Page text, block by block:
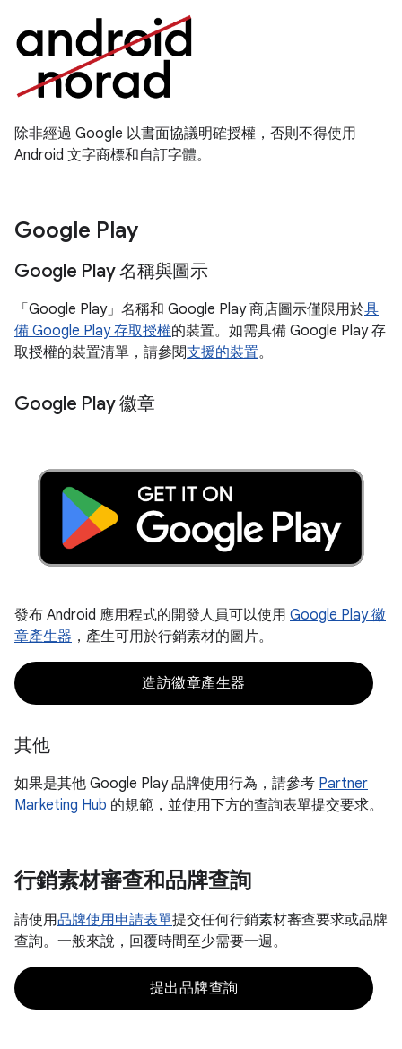
除非經過 Google 以書面協議明確授權，否則不得使用
Android 文字商標和自訂字體。
Google Play
Google Play 名稱與圖示
「Google Play」名稱和 Google Play 商店圖示僅限用於具
備 Google Play 存取授權的裝置。如需具備 Google Play 存
取授權的裝置清單，請參閱支援的裝置。
Google Play 徽章
發布 Android 應用程式的開發人員可以使用 Google Play 徽
章產生器 ，產生可用於行銷素材的圖片。
造訪徽章產生器
其他
如果是其他 Google Play 品牌使用行為，請參考 Partner
Marketing Hub 的規範，並使用下方的查詢表單提交要求。
行銷素材審查和品牌查詢
請使用品牌使用申請表單提交任何行銷素材審查要求或品牌
查詢。一般來說，回覆時間至少需要一週。
提出品牌查詢